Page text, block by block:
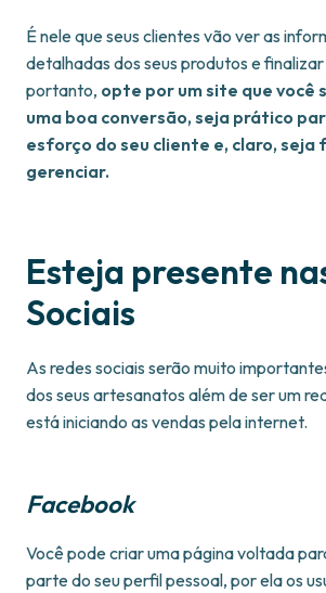
É nele que seus clientes vão ver as
detalhadas dos seus produtos e
portanto, opte por um site que você
uma boa conversão, seja prático
esforço do seu cliente e, claro, seja
gerenciar.
Esteja presente
Sociais
As redes sociais serão muito
dos seus artesanatos além de ser um
está iniciando as vendas pela internet.
Facebook
Você pode criar uma página voltada
parte do seu perfil pessoal, por ela os